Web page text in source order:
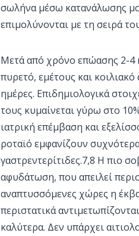
σωλήνα μέσω κατανάλωσης
επιμολύνονται με τη σειρά
Μετά από χρόνο επώασης 2-4
πυρετό, εμέτους και
ημέρες. Επιδημιολογικά
τους κυμαίνεται γύρω στο
ιατρική επέμβαση και
ροταϊό εμφανίζουν
γαστρεντερίτιδες.7,8 Η πιο
αφυδάτωση, που απειλεί
αναπτυσσόμενες χώρες η
περιστατικά
καλύτερα. Δεν υπάρχει